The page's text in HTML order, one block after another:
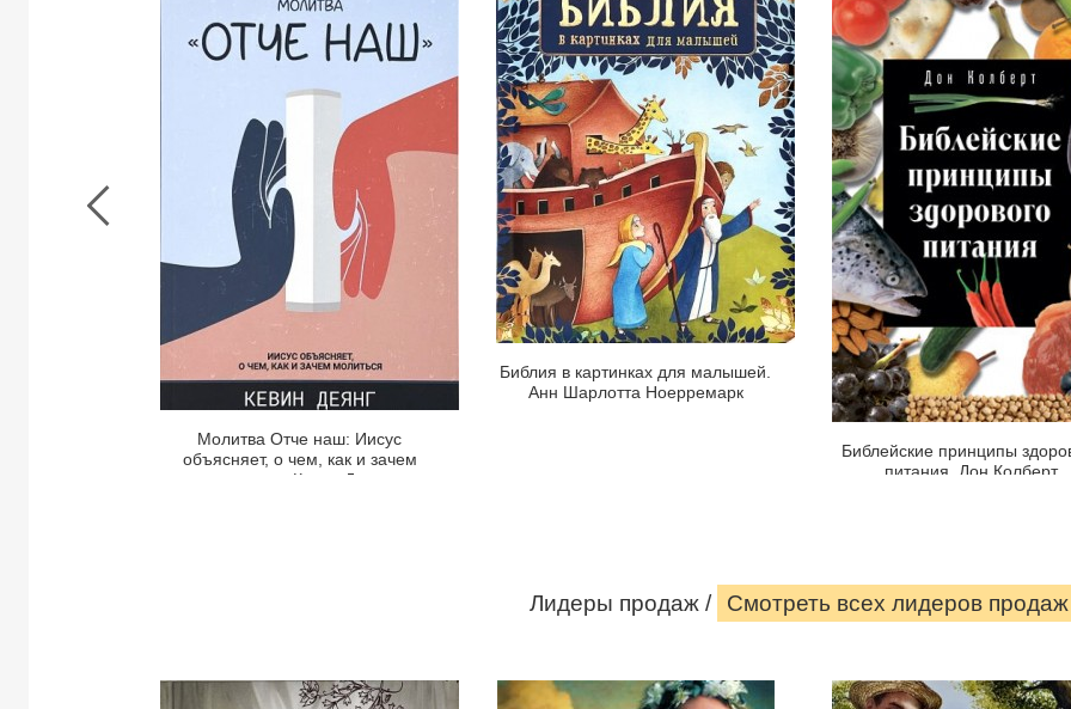
Молитва Отче наш: Иисус
объясняет, о чем, как и зачем
молиться. Кевин Деянг
Молитва
Отче
Иисус
объясняет,
чем,
и
зачем
молиться.
Кевин
Деянг
Библия в картинках для малышей.
Анн Шарлотта Ноерремарк
Библия
в
картинках
для
малышей.
Анн
Шарлотта
Ноерремарк
Страница
Библейские принципы
питания. Дон Колберт
Библейские
принципы
здорового
питания.
Дон
Колберт
Вы
когда-
нибудь
задумывались
о
том,
что
и
почему
вы
другие
науки
человеке
собрали
Лидеры продаж / Смотреть всеx лидеров продаж